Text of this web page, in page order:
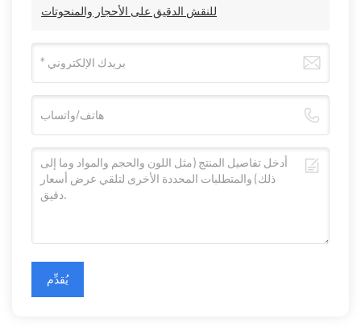
للنقش الدقيق على الأحجار والمنحوتات
يُقدِّم